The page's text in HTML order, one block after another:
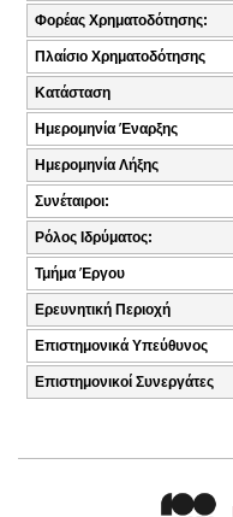
Φορέας Χρηματοδότησης:
Πλαίσιο Χρηματοδότησης
Κατάσταση
Ημερομηνία Έναρξης
Ημερομηνία Λήξης
Συνέταιροι:
Ρόλος Ιδρύματος:
Τμήμα Έργου
Ερευνητική Περιοχή
Επιστημονικά Υπεύθυνος
Επιστημονικοί Συνεργάτες